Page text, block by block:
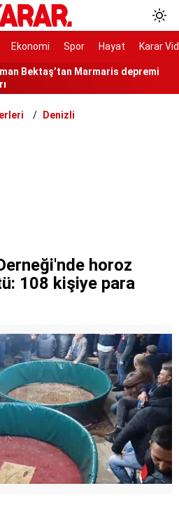
Ekonomi Spor Hayat Karar
operasyonu: 104 şüpheli yakalandı
kirliliği ortalamanın 65 katına
için bismillah denildi!
kayıtları ne zaman başlayacak?
Denizli
horoz
108 kişiye para